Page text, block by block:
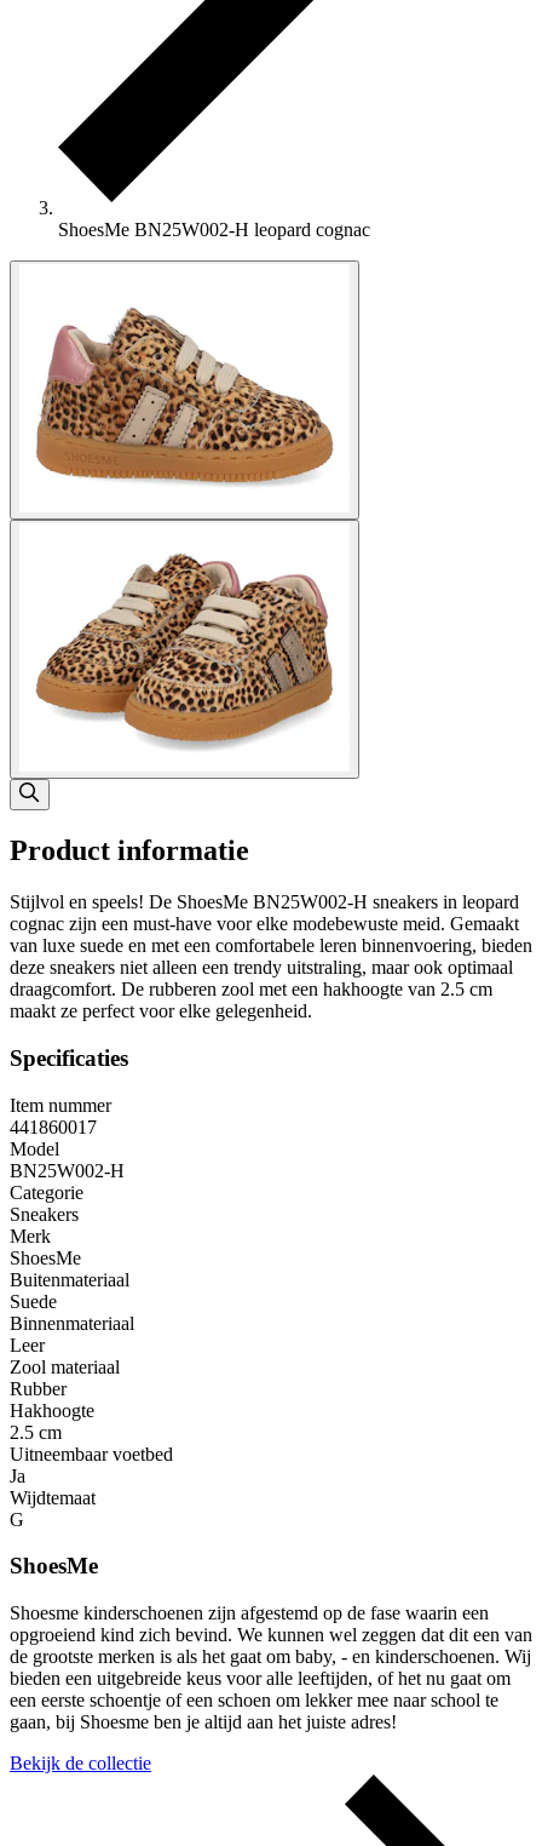
ShoesMe BN25W002-H leopard cognac
Product informatie
Stijlvol en speels! De ShoesMe BN25W002-H sneakers in leopard
cognac zijn een must-have voor elke modebewuste meid. Gemaakt
van luxe suede en met een comfortabele leren binnenvoering, bieden
deze sneakers niet alleen een trendy uitstraling, maar ook optimaal
draagcomfort. De rubberen zool met een hakhoogte van 2.5 cm
maakt ze perfect voor elke gelegenheid.
Specificaties
Item nummer
441860017
Model
BN25W002-H
Categorie
Sneakers
Merk
ShoesMe
Buitenmateriaal
Suede
Binnenmateriaal
Leer
Zool materiaal
Rubber
Hakhoogte
2.5 cm
Uitneembaar voetbed
Ja
Wijdtemaat
G
ShoesMe
Shoesme kinderschoenen zijn afgestemd op de fase waarin een
opgroeiend kind zich bevind. We kunnen wel zeggen dat dit een van
de grootste merken is als het gaat om baby, - en kinderschoenen. Wij
bieden een uitgebreide keus voor alle leeftijden, of het nu gaat om
een eerste schoentje of een schoen om lekker mee naar school te
gaan, bij Shoesme ben je altijd aan het juiste adres!
Bekijk de collectie